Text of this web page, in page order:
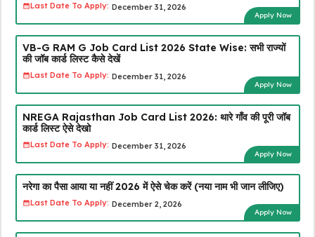
Last Date To Apply: December 31, 2026
Apply Now
VB-G RAM G Job Card List 2026 State Wise: सभी राज्यों
की जॉब कार्ड लिस्ट कैसे देखें
Last Date To Apply: December 31, 2026
Apply Now
NREGA Rajasthan Job Card List 2026: थारे गाँव की पूरी जॉब
कार्ड लिस्ट ऐसे देखो
Last Date To Apply: December 31, 2026
Apply Now
नरेगा का पैसा आया या नहीं 2026 में ऐसे चेक करें (नया नाम भी जान लीजिए)
Last Date To Apply: December 2, 2026
Apply Now